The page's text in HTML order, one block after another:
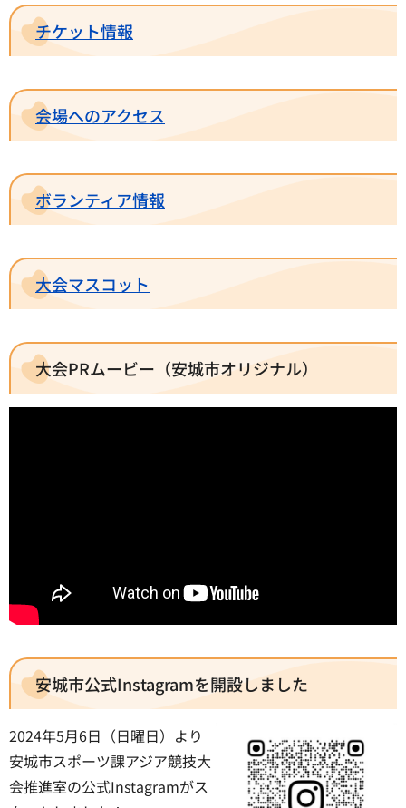
チケット情報
会場へのアクセス
ボランティア情報
大会マスコット
大会PRムービー（安城市オリジナル）
安城市公式Instagramを開設しました
2024年5月6日（日曜日）より
安城市スポーツ課アジア競技大
会推進室の公式Instagramがス